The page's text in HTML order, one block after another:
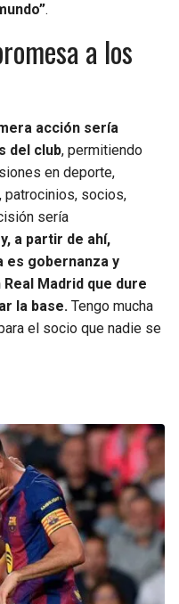
.
a los
acción sería
del club, permitiendo
en deporte,
patrocinios, socios,
sería
a partir de ahí,
es gobernanza y
Madrid que dure
la base. Tengo mucha
el socio que nadie se